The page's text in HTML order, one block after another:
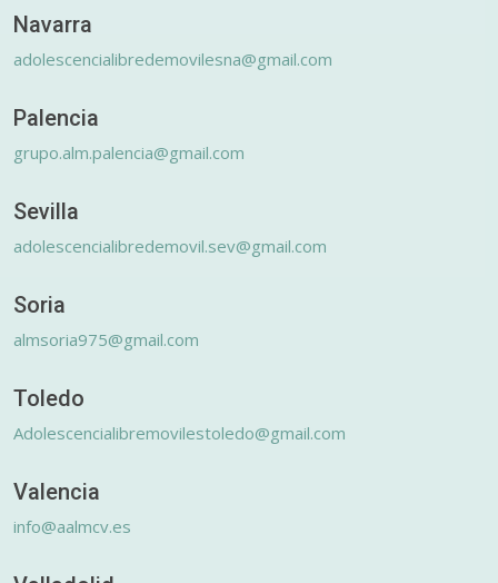
Navarra
adolescencialibredemovilesna@gmail.com
Palencia
grupo.alm.palencia@gmail.com
Sevilla
adolescencialibredemovil.sev@gmail.com
Soria
almsoria975@gmail.com
Toledo
Adolescencialibremovilestoledo@gmail.com
Valencia
info@aalmcv.es